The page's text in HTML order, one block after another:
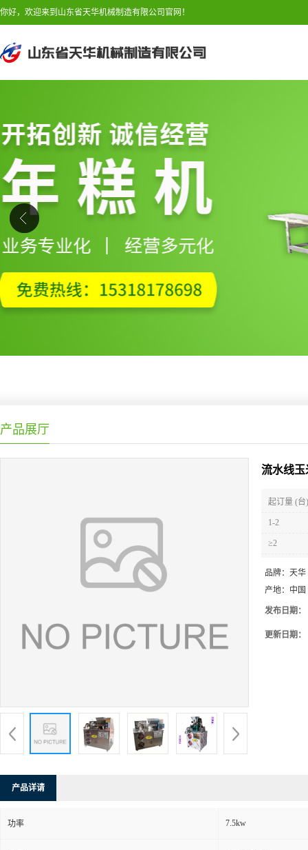
你好，欢迎来到山东省天华机械制造有限公司官网！
产品展厅
流水线玉
起订量 (台)
1-2
≥2
品牌： 天华
产地： 中国
发布日期：
更新日期：
产品详请
功率 7.5kw